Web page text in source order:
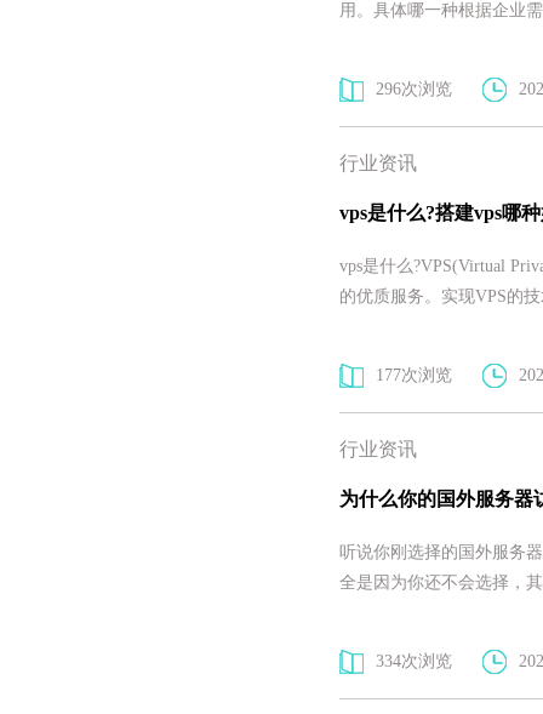
用。具体哪一种根据企业
296次浏览
行业资讯
vps是什么?搭建vps哪
vps是什么?VPS(Virtual
的优质服务。实现VPS的
177次浏览
行业资讯
为什么你的国外服务器
听说你刚选择的国外服务
全是因为你还不会选择，
334次浏览